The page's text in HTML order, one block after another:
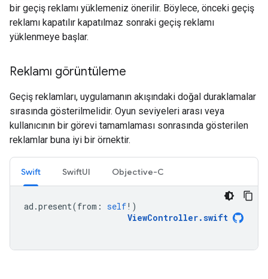
bir geçiş reklamı yüklemeniz önerilir. Böylece, önceki geçiş
reklamı kapatılır kapatılmaz sonraki geçiş reklamı
yüklenmeye başlar.
Reklamı görüntüleme
Geçiş reklamları, uygulamanın akışındaki doğal duraklamalar
sırasında gösterilmelidir. Oyun seviyeleri arası veya
kullanıcının bir görevi tamamlaması sonrasında gösterilen
reklamlar buna iyi bir örnektir.
Swift SwiftUI Objective-C
ad .present(from : self!)
ViewController.swift